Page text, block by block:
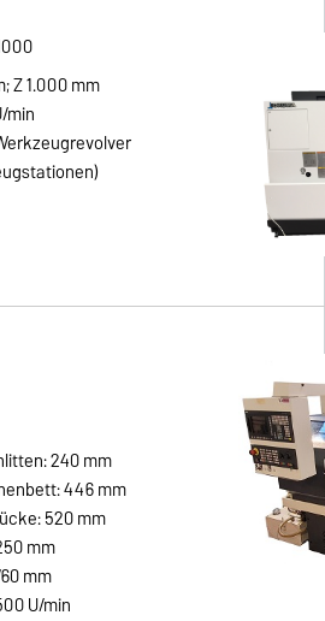
Z 1.000 mm
min
240 mm
446 mm
520 mm
mm
mm
U/min